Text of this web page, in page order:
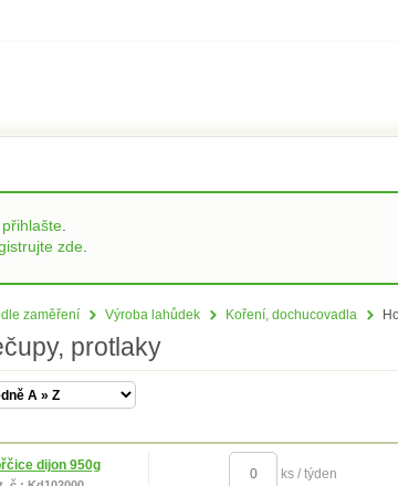
přihlašte.
zde.
zaměření Výroba lahůdek Koření, dochucovadla
protlaky
dijon 950g
ks / týden